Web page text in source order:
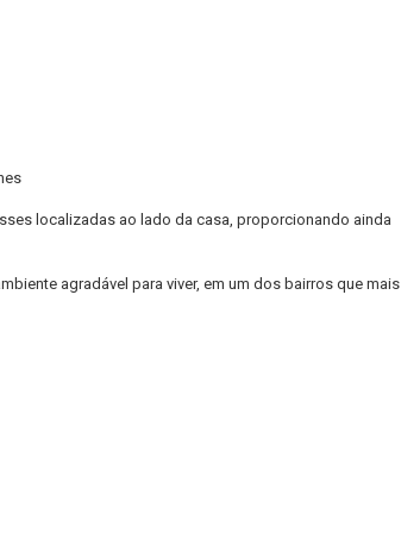
localizadas ao lado da casa, proporcionando ainda
agradável para viver, em um dos bairros que mais